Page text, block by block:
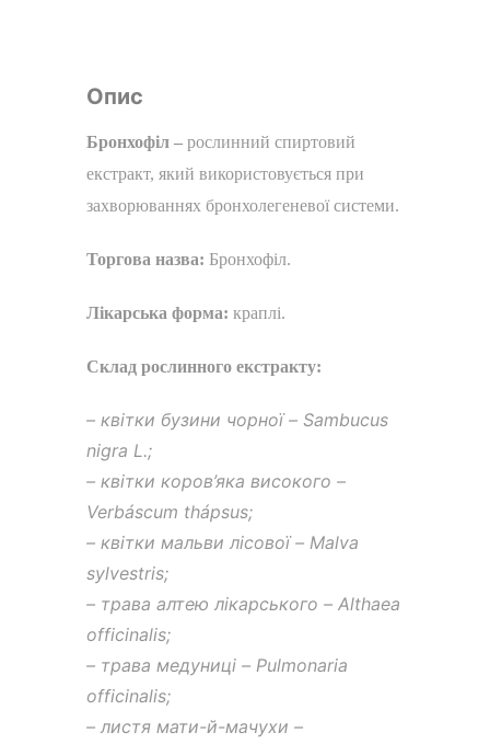
Опис
Бронхофіл – рослинний спиртовий
екстракт, який використовується при
захворюваннях бронхолегеневої системи.
Торгова назва: Бронхофіл.
Лікарська форма: краплі.
Склад рослинного екстракту:
– квітки бузини чорної – Sambucus
nigra L.;
– квітки коров’яка високого –
Verbáscum thápsus;
– квітки мальви лісової – Malva
sylvestris;
– трава алтею лікарського – Althaea
officinalis;
– трава медуниці – Pulmonaria
officinalis;
– листя мати-й-мачухи –